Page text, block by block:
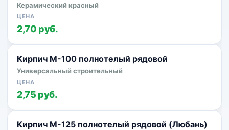
Керамический красный
2,70 руб.
Кирпич М-100 полнотелый рядовой
Универсальный строительный
2,75 руб.
Кирпич М-125 полнотелый рядовой (Любань)